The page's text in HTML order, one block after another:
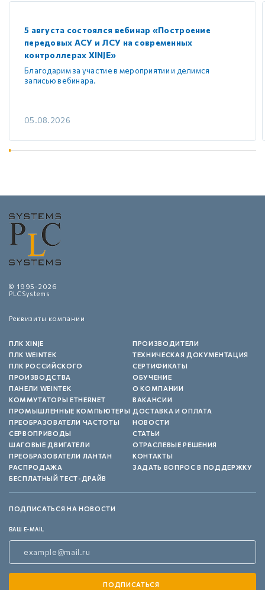
5 августа состоялся вебинар «Построение
передовых АСУ и ЛСУ на современных
контроллерах XINJE»
Благодарим за участие в мероприятии и делимся
записью вебинара.
05.08.2026
© 1995-2026
PLCSystems
Реквизиты компании
ПЛК XINJE
ПЛК WEINTEK
ПЛК РОССИЙСКОГО
ПРОИЗВОДСТВА
ПАНЕЛИ WEINTEK
КОММУТАТОРЫ ETHERNET
ПРОМЫШЛЕННЫЕ КОМПЬЮТЕРЫ
ПРЕОБРАЗОВАТЕЛИ ЧАСТОТЫ
СЕРВОПРИВОДЫ
ШАГОВЫЕ ДВИГАТЕЛИ
ПРЕОБРАЗОВАТЕЛИ ЛАНТАН
РАСПРОДАЖА
БЕСПЛАТНЫЙ ТЕСТ-ДРАЙВ
ПРОИЗВОДИТЕЛИ
ТЕХНИЧЕСКАЯ ДОКУМЕНТАЦИЯ
СЕРТИФИКАТЫ
ОБУЧЕНИЕ
О КОМПАНИИ
ВАКАНСИИ
ДОСТАВКА И ОПЛАТА
НОВОСТИ
СТАТЬИ
ОТРАСЛЕВЫЕ РЕШЕНИЯ
КОНТАКТЫ
ЗАДАТЬ ВОПРОС В ПОДДЕРЖКУ
ПОДПИСАТЬСЯ НА НОВОСТИ
ВАШ E-MAIL